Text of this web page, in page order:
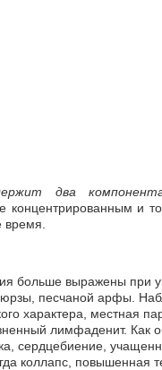
два
концентрированным и
время.
больше выражены при
песчаной арфы.
характера, местная
лимфаденит. Как
сердцебиение,
коллапс, повышенная